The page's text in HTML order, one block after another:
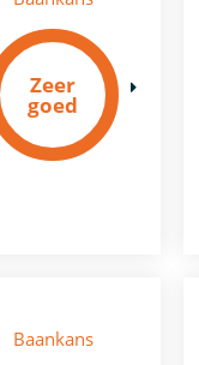
Zeer
goed
Baankans